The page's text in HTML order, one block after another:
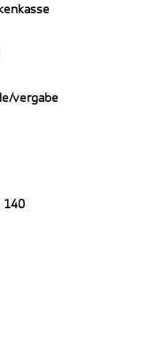
vergabe
140